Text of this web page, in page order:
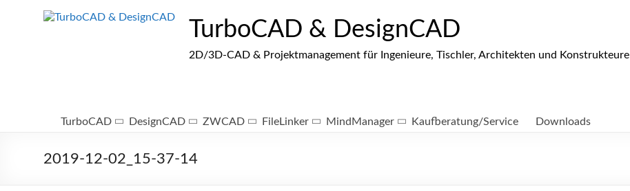
TurboCAD & DesignCAD
2D/3D-CAD & Projektmanagement für Ingenieure, Tischler, Architekten und Konstrukteure
TurboCAD DesignCAD ZWCAD FileLinker MindManager Kaufberatung/Service Downloads
2019-12-02_15-37-14